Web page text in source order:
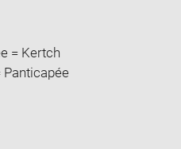
= Kertch